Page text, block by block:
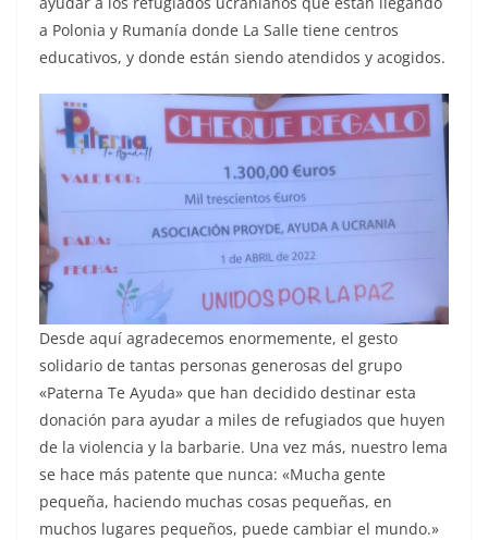
a Polonia y Rumanía donde La Salle tiene centros
educativos, y donde están siendo atendidos y acogidos.
Desde aquí agradecemos enormemente, el gesto
solidario de tantas personas generosas del grupo
«Paterna Te Ayuda» que han decidido destinar esta
donación para ayudar a miles de refugiados que huyen
de la violencia y la barbarie. Una vez más, nuestro lema
se hace más patente que nunca: «Mucha gente
pequeña, haciendo muchas cosas pequeñas, en
muchos lugares pequeños, puede cambiar el mundo.»